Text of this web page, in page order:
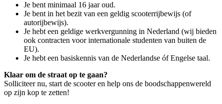
Je bent minimaal 16 jaar oud.
Je bent in het bezit van een geldig scooterrijbewijs (of
autorijbewijs).
Je hebt een geldige werkvergunning in Nederland (wij bieden
ook contracten voor internationale studenten van buiten de
EU).
Je hebt een basiskennis van de Nederlandse óf Engelse taal.
Klaar om de straat op te gaan?
Solliciteer nu, start de scooter en help ons de boodschappenwereld
op zijn kop te zetten!